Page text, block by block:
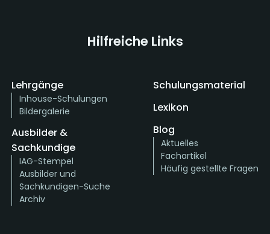
Hilfreiche Links
Lehrgänge
Inhouse-Schulungen
Bildergalerie
Ausbilder &
Sachkundige
IAG-Stempel
Ausbilder und
Sachkundigen-Suche
Archiv
Schulungsmaterial
Lexikon
Blog
Aktuelles
Fachartikel
Häufig gestellte Fragen